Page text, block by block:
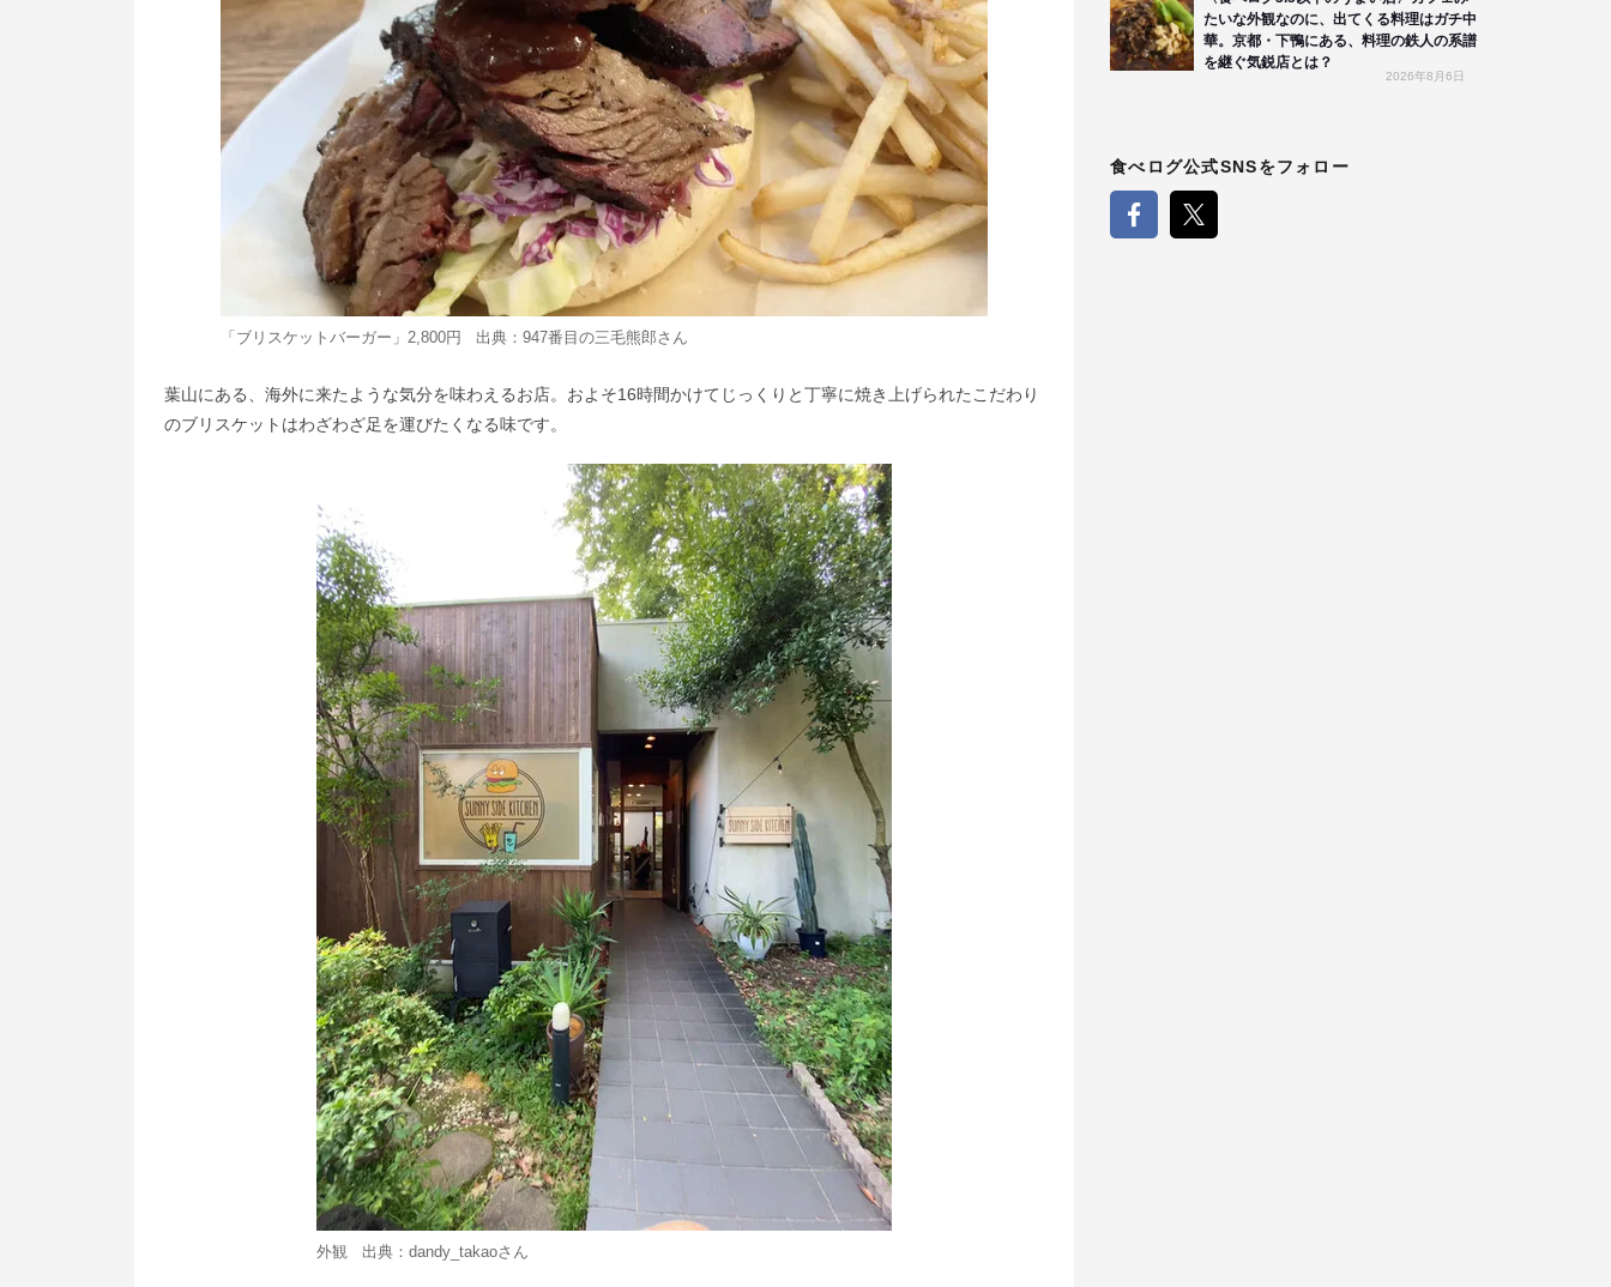
「ブリスケットバーガー」2,800円 出典： 947番目の三毛熊郎さん
葉山にある、海外に来たような気分を味わえるお店。およそ16時間かけてじっくりと丁寧に焼き上げられたこだわり
のブリスケットはわざわざ足を運びたくなる味です。
外観 出典： dandy_takaoさん
たいな外観なのに、出てくる料理はガチ中
華。京都・下鴨にある、料理の鉄人の系譜
を継ぐ気鋭店とは？
2026年8月6日
食べログ公式SNSをフォロー